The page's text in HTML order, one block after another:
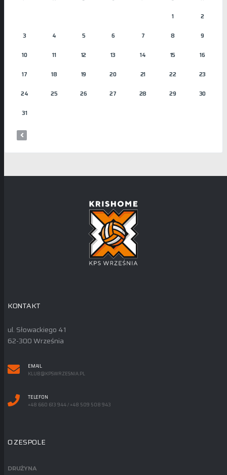
1 2
3 4 5 6 7 8 9
10 11 12 13 14 15 16
17 18 19 20 21 22 23
24 25 26 27 28 29 30
31
KONTAKT
ul. Słowackiego 41
62-300 Września
EMAIL
KLUB@KPSWRZESNIA.PL
TELEFON
+48 660 613 944 / +48 509 508 943
O ZESPOLE
DRUŻYNA